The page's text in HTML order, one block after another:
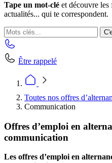
Tape un mot-clé et découvre les
actualités... qui te correspondent.
Être rappelé
Toutes nos offres
Communication
Offres d’emploi en
communication
Les offres d’emploi en